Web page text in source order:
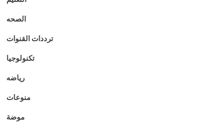
الصحه
ترددات القنوات
تكنولوجيا
رياضه
منوعات
موضة